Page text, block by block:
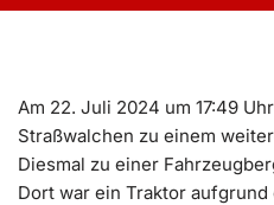
Am 22. Juli 2024 um 17:49
Straßwalchen zu einem
Diesmal zu einer
Dort war ein Traktor